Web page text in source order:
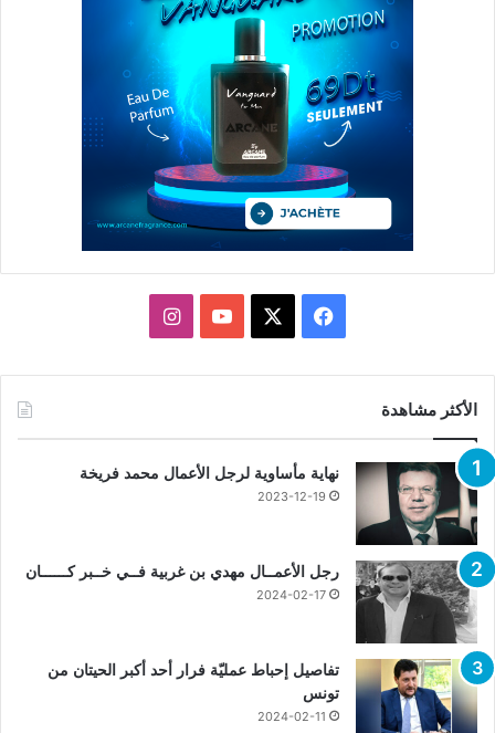
فيسبوك يوتيوبانستقرام
الأكثر مشاهدة
نهاية مأساوية لرجل الأعمال محمد فريخة
2023-12-19
رجل الأعمــال مهدي بن غربية فــي خــبر كــــــان
2024-02-17
تفاصيل إحباط عمليّة فرار أحد أكبر الحيتان من
تونس
2024-02-11